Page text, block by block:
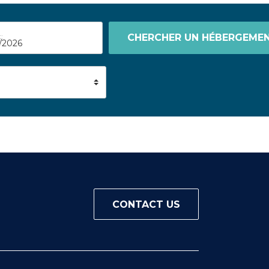
CHERCHER UN
CONTACT US